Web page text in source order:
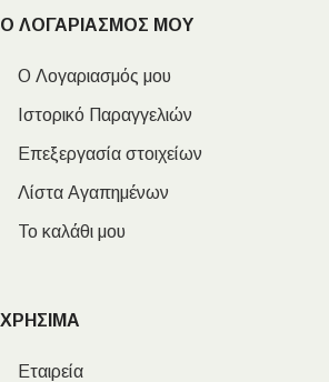
Ο ΛΟΓΑΡΙΑΣΜΟΣ ΜΟΥ
Ο Λογαριασμός μου
Ιστορικό Παραγγελιών
Επεξεργασία στοιχείων
Λίστα Αγαπημένων
Το καλάθι μου
ΧΡΗΣΙΜΑ
Εταιρεία